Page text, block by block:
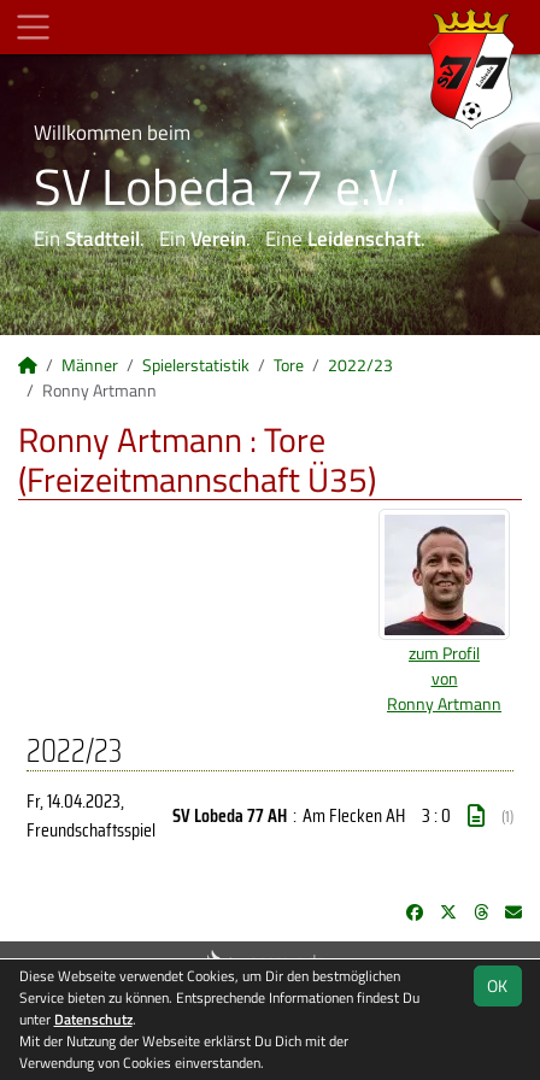
Willkommen beim
SV Lobeda 77 e.V.
EinStadtteil. EinVerein. EineLeidenschaft.
Männer Spielerstatistik Tore
2022/23
Ronny Artmann
Ronny Artmann : Tore
(Freizeitmannschaft Ü35)
zum Profil
von
Ronny Artmann
2022/23
Fr, 14.04.2023,
Freundschaftsspiel SV Lobeda 77 AH : Am Flecken AH 3 : 0 (1)
soccero.de
© 2006 - 2026
Besucherstatistik
OK
Diese Webseite verwendet Cookies, um Dir den bestmöglichen
Service bieten zu können. Entsprechende Informationen findest Du
unter Datenschutz.
Mit der Nutzung der Webseite erklärst Du Dich mit der
Verwendung von Cookies einverstanden.